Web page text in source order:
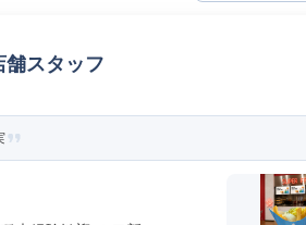
舗スタッフ